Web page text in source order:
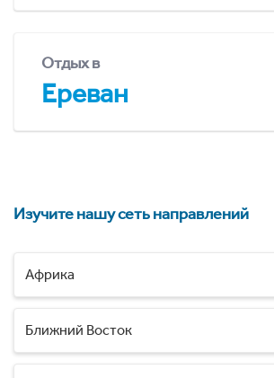
Отдых в
Ереван
Изучите нашу сеть направлений
Африка
Ближний Восток